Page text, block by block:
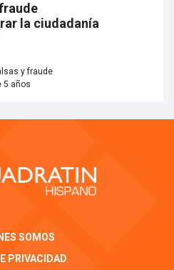
la ciudadanía
y fraude
5 años
SOMOS
PRIVACIDAD